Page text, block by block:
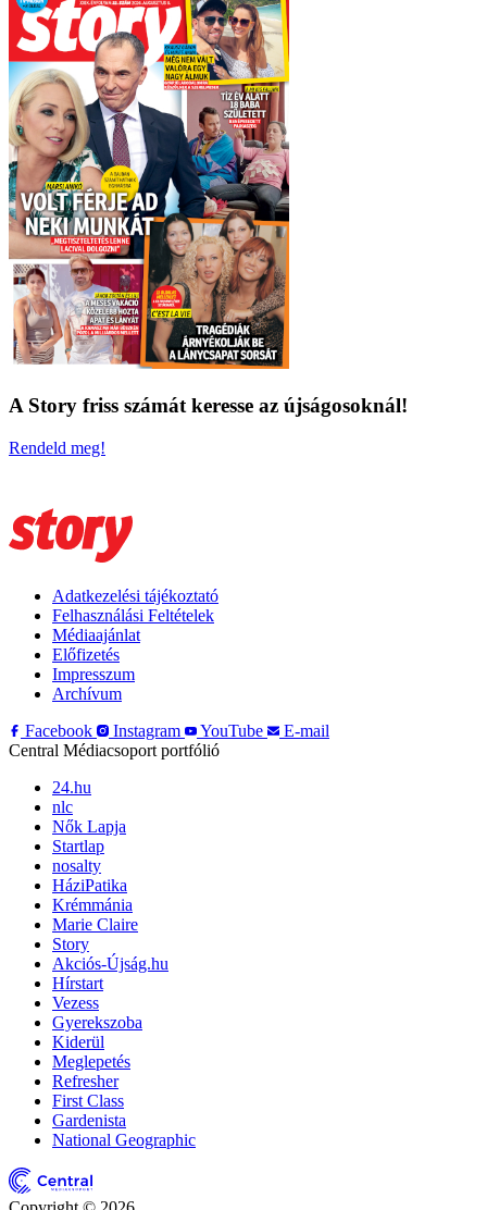
A Story friss számát keresse az újságosoknál!
Rendeld meg!
Adatkezelési tájékoztató
Felhasználási Feltételek
Médiaajánlat
Előfizetés
Impresszum
Archívum
Facebook
Instagram YouTube
E-mail
Central Médiacsoport portfólió
24.hu
nlc
Nők Lapja
Startlap
nosalty
HáziPatika
Krémmánia
Marie Claire
Story
Akciós-Újság.hu
Hírstart
Vezess
Gyerekszoba
Kiderül
Meglepetés
Refresher
First Class
Gardenista
National Geographic